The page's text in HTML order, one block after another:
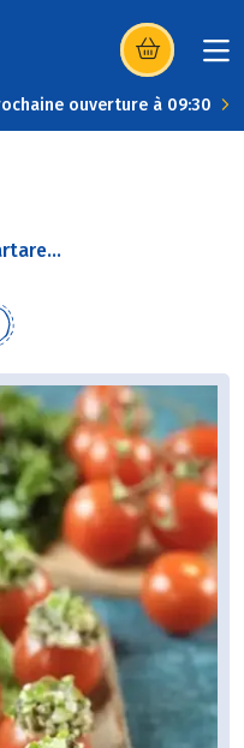
(s’ouvre dans
ouverture à 09:30